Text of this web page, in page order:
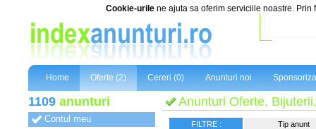
Cookie-urile ne ajuta sa oferim serviciile noastre.
Home Oferte (2) Cereri (0) Anunturi noi
1109 anunturi
Contul meu
Anunturi Oferte,
FILTRE :
Tip anunt